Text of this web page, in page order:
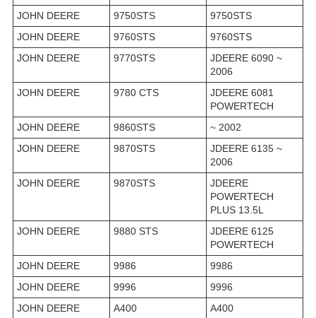
JOHN DEERE 9750STS
9750STS
JOHN DEERE
9760STS
9760STS
JOHN DEERE
9770STS
JDEERE 6090 ~
2006
JOHN DEERE
9780 CTS
JDEERE 6081
POWERTECH
JOHN DEERE
9860STS
~ 2002
JOHN DEERE
9870STS
JDEERE 6135 ~
2006
JOHN DEERE
9870STS
JDEERE
POWERTECH
PLUS 13.5L
JOHN DEERE
9880 STS
JDEERE 6125
POWERTECH
JOHN DEERE
9986
9986
JOHN DEERE
9996
9996
JOHN DEERE
A400
A400